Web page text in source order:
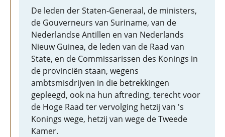
De leden der Staten-Generaal, de ministers,
de Gouverneurs van Suriname, van de
Nederlandse Antillen en van Nederlands
Nieuw Guinea, de leden van de Raad van
State, en de Commissarissen des Konings in
de provinciën staan, wegens
ambtsmisdrijven in die betrekkingen
gepleegd, ook na hun aftreding, terecht voor
de Hoge Raad ter vervolging hetzij van 's
Konings wege, hetzij van wege de Tweede
Kamer.